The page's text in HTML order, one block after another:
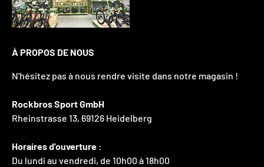
À PROPOS DE NOUS
N'hésitez pas à nous rendre visite dans notre magasin !
Rockbros Sport GmbH
Rheinstrasse 13, 69126 Heidelberg
Horaires d'ouverture :
Du lundi au vendredi, de 10h00 à 18h00